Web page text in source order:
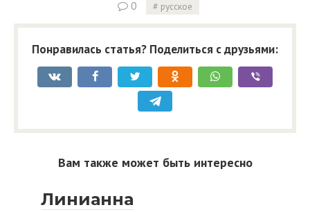
0 русское
Понравилась статья? Поделиться с друзьями:
Вам также может быть интересно
Линианна